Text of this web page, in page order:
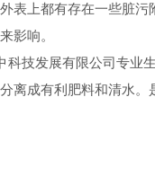
表上都有存在一些脏
影响。
科技发展有限公司专业
离成有利肥料和清水